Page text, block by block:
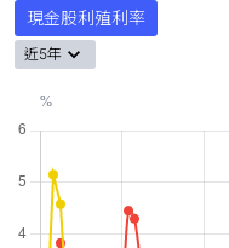
現金股利殖利率
近5年